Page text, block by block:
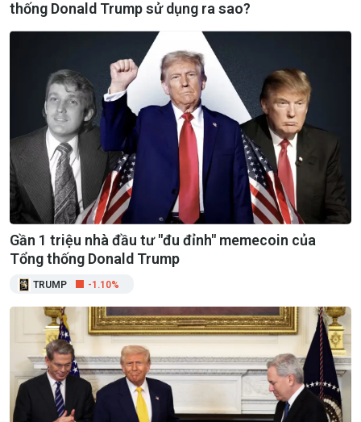
thống Donald Trump sử dụng ra sao?
Gần 1 triệu nhà đầu tư "đu đỉnh" memecoin của
Tổng thống Donald Trump
TRUMP -1.10%